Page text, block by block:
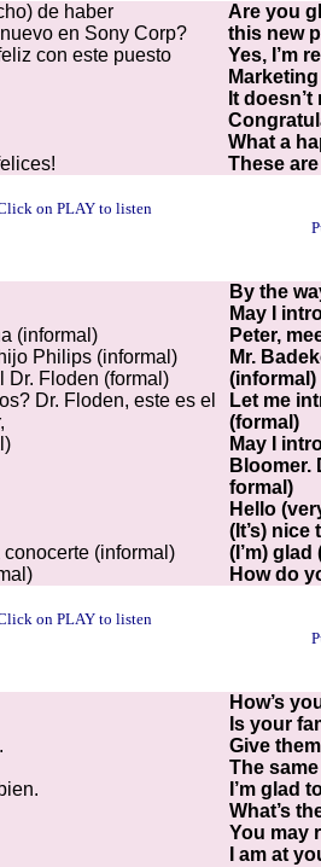
de haber
en Sony Corp?
Are you
this new
con este puesto
Yes, I’m
It
What a
These
on PLAY to listen
By the
May I
(informal)
Philips (informal)
Dr. Floden (formal)
Dr. Floden, este es el
Peter,
Mr.
(informal)
Let me
(formal)
May I
Bloomer.
formal)
(informal)
Hello
(It’s)
(I’m)
How do
on PLAY to listen
How’s
Is your
Give
The
I’m glad
What’s
You may
I am at